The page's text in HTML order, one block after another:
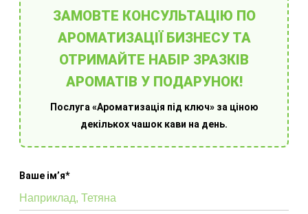
Ароматовари для дому
Оберіть готове рішення
ЗАМОВТЕ КОНСУЛЬТАЦІЮ ПО
АРОМАТИЗАЦІЇ БИЗНЕСУ ТА
ОТРИМАЙТЕ НАБІР ЗРАЗКІВ
АРОМАТІВ У ПОДАРУНОК!
Послуга «Ароматизація під ключ» за ціною
декількох чашок кави на день.
Ваше імʼя*